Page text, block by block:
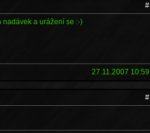
#
nadávek a urážení se :-)
27.11.2007 10:59
#